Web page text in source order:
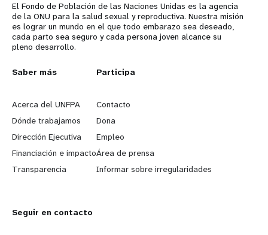
El Fondo de Población de las Naciones Unidas es la agencia
de la ONU para la salud sexual y reproductiva. Nuestra misión
es lograr un mundo en el que todo embarazo sea deseado,
cada parto sea seguro y cada persona joven alcance su
pleno desarrollo.
L
e
a
r
n
o
Saber más
Acerca del UNFPA
Dónde trabajamos
Dirección Ejecutiva
Financiación e impacto
Transparencia
G
o
b
e
y
Participa
Contacto
Dona
Empleo
Área de prensa
Informar sobre irregularidades
Seguir en contacto